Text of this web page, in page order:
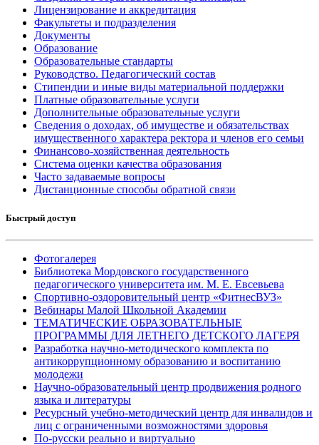
Лицензирование и аккредитация
Факультеты и подразделения
Документы
Образование
Образовательные стандарты
Руководство. Педагогический состав
Стипендии и иные виды материальной поддержки
Платные образовательные услуги
Дополнительные образовательные услуги
Сведения о доходах, об имуществе и обязательствах
имущественного характера ректора и членов его семьи
Финансово-хозяйственная деятельность
Система оценки качества образования
Часто задаваемые вопросы
Дистанционные способы обратной связи
Быстрый доступ
Фотогалерея
Библиотека Мордовского государственного
педагогического университета им. М. Е. Евсевьева
Спортивно-оздоровительный центр «ФитнесВУЗ»
Вебинары Малой Школьной Академии
ТЕМАТИЧЕСКИЕ ОБРАЗОВАТЕЛЬНЫЕ
ПРОГРАММЫ ДЛЯ ЛЕТНЕГО ДЕТСКОГО ЛАГЕРЯ
Разработка научно-методического комплекта по
антикоррупционному образованию и воспитанию
молодежи
Научно-образовательный центр продвижения родного
языка и литературы
Ресурсный учебно-методический центр для инвалидов и
лиц с ограниченными возможностями здоровья
По-русски реально и виртуально